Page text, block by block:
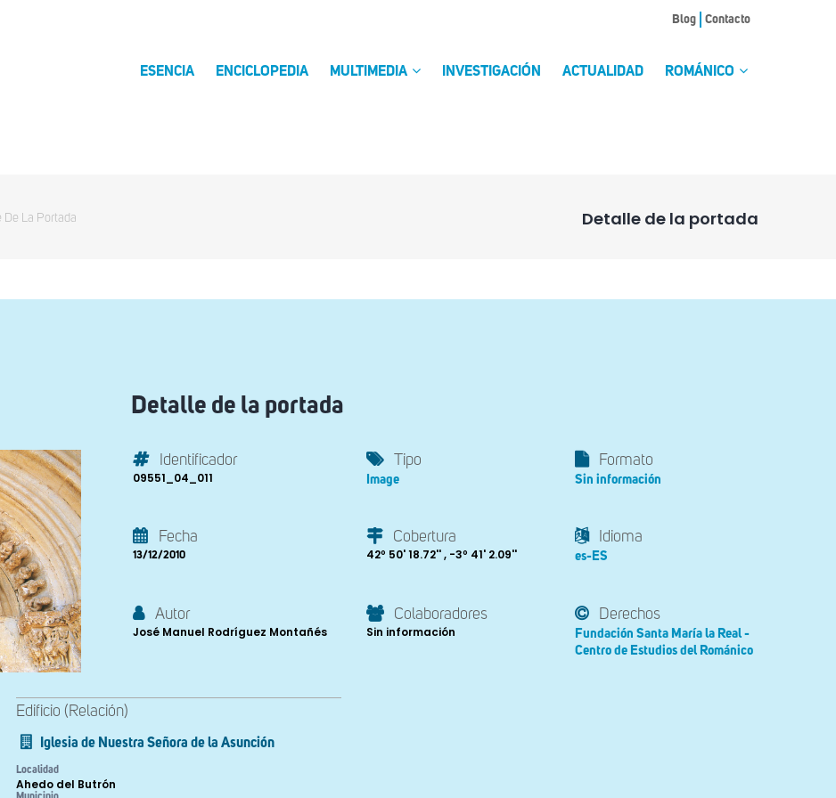
Blog Contacto
ESENCIA ENCICLOPEDIA MULTIMEDIA INVESTIGACIÓN ACTUALIDAD ROMÁNICO
Detalle de la portada
De La Portada
Detalle de la portada
Identificador
09551_04_011
Tipo
Image
Formato
Sin información
Fecha
13/12/2010
Cobertura
42º 50' 18.72'' , -3º 41' 2.09''
Idioma
es-ES
Autor
José Manuel Rodríguez Montañés
Colaboradores
Sin información
Derechos
Fundación Santa María la Real -
Centro de Estudios del Románico
Edificio (Relación)
Iglesia de Nuestra Señora de la Asunción
Localidad
Ahedo del Butrón